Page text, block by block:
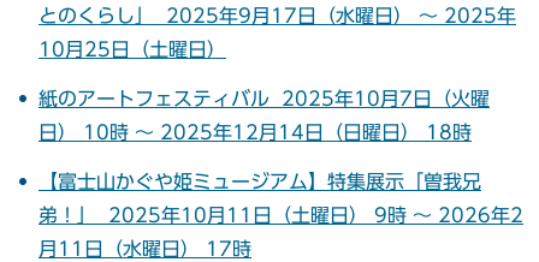
とのくらし」 2025年9月17日（水曜日） ～ 2025年
10月25日（土曜日）
紙のアートフェスティバル 2025年10月7日（火曜
日） 10時 ～ 2025年12月14日（日曜日） 18時
【富士山かぐや姫ミュージアム】特集展示「曽我兄
弟！」 2025年10月11日（土曜日） 9時 ～ 2026年2
月11日（水曜日） 17時